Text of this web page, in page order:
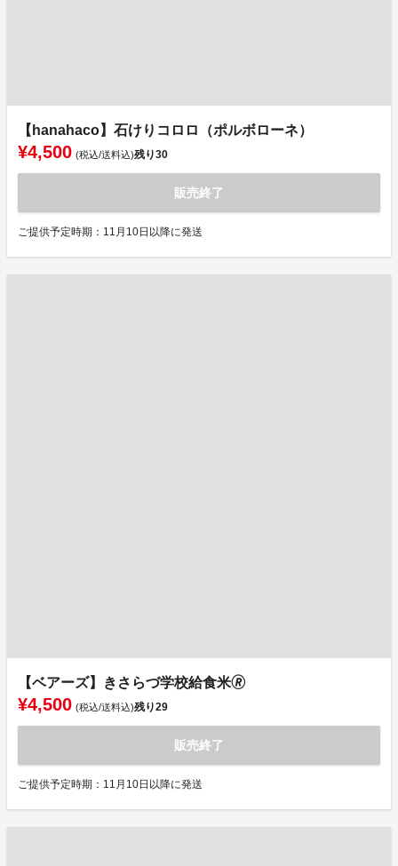
【hanahaco】石けりコロロ（ポルボローネ）
¥4,500 (税込/送料込)残り30
販売終了
ご提供予定時期：11月10日以降に発送
【ベアーズ】きさらづ学校給食米🄬
¥4,500 (税込/送料込)残り29
販売終了
ご提供予定時期：11月10日以降に発送